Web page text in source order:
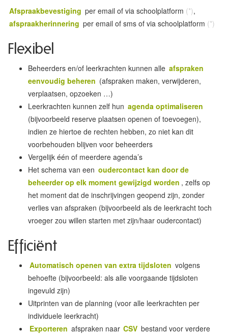
Afspraakbevestiging per email of via schoolplatform (*),
afspraakherinnering per email of sms of via schoolplatform (*)
Flexibel
Beheerders en/of leerkrachten kunnen alle afspraken
eenvoudig beheren (afspraken maken, verwijderen,
verplaatsen, opzoeken …)
Leerkrachten kunnen zelf hun agenda optimaliseren
(bijvoorbeeld reserve plaatsen openen of toevoegen),
indien ze hiertoe de rechten hebben, zo niet kan dit
voorbehouden blijven voor beheerders
Vergelijk één of meerdere agenda’s
Het schema van een oudercontact kan door de
beheerder op elk moment gewijzigd worden , zelfs op
het moment dat de inschrijvingen geopend zijn, zonder
verlies van afspraken (bijvoorbeeld als de leerkracht toch
vroeger zou willen starten met zijn/haar oudercontact)
Efficiënt
Automatisch openen van extra tijdsloten volgens
behoefte (bijvoorbeeld: als alle voorgaande tijdsloten
ingevuld zijn)
Uitprinten van de planning (voor alle leerkrachten per
individuele leerkracht)
Exporteren afspraken naar CSV bestand voor verdere